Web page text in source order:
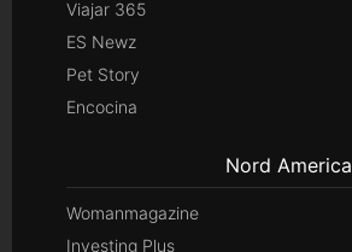
Viajar 365
ES Newz
Pet Story
Encocina
Nord America
Womanmagazine
Investing Plus